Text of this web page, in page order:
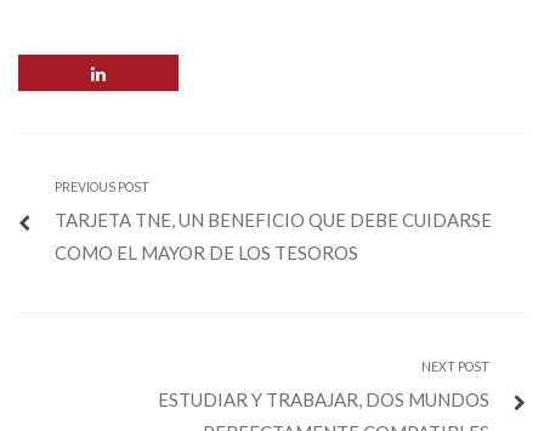
PREVIOUS POST
TARJETA TNE, UN BENEFICIO QUE DEBE CUIDARSE
COMO EL MAYOR DE LOS TESOROS
NEXT POST
ESTUDIAR Y TRABAJAR, DOS MUNDOS